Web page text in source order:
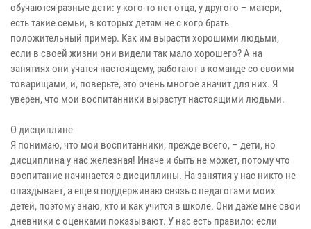
обучаются разные дети: у кого-то нет отца, у другого – матери,
есть такие семьи, в которых детям не с кого брать
положительный пример. Как им вырасти хорошими людьми,
если в своей жизни они видели так мало хорошего? А на
занятиях они учатся настоящему, работают в команде со своими
товарищами, и, поверьте, это очень многое значит для них. Я
уверен, что мои воспитанники вырастут настоящими людьми.
О дисциплине
Я понимаю, что мои воспитанники, прежде всего, – дети, но
дисциплина у нас железная! Иначе и быть не может, потому что
воспитание начинается с дисциплины. На занятия у нас никто не
опаздывает, а еще я поддерживаю связь с педагогами моих
детей, поэтому знаю, кто и как учится в школе. Они даже мне свои
дневники с оценками показывают. У нас есть правило: если